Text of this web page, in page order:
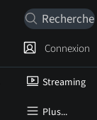
Streaming
Plus...
Connexion